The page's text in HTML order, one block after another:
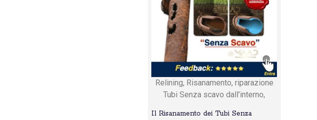
Relining, Risanamento, riparazione
Tubi Senza scavo dall'interno,
Il Risanamento dei Tubi Senza